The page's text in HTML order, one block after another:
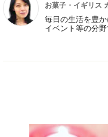
お菓子・イギリス
毎日の生活を豊
イベント等の分野